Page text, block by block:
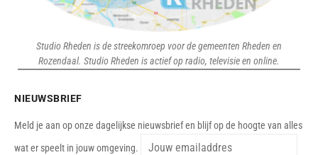
Studio Rheden is de streekomroep voor de gemeenten Rheden en
Rozendaal. Studio Rheden is actief op radio, televisie en online.
NIEUWSBRIEF
Meld je aan op onze dagelijkse nieuwsbrief en blijf op de hoogte van alles
wat er speelt in jouw omgeving.